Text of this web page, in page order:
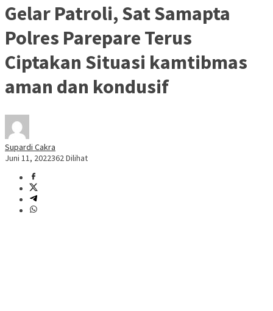
Gelar Patroli, Sat Samapta
Polres Parepare Terus
Ciptakan Situasi kamtibmas
aman dan kondusif
Supardi Cakra
Juni 11, 2022362 Dilihat